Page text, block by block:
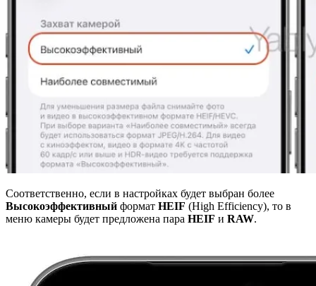
Соответственно, если в настройках будет выбран более
Высокоэффективный формат HEIF (High Efficiency), то в
меню камеры будет предложена пара HEIF и RAW.